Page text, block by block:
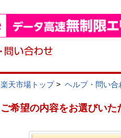
楽天市場トップ> ヘルプ・問い合
ご希望の内容をお選びいた